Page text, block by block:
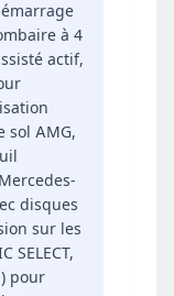
à 4
actif,
sol AMG,
disques
sur les
SELECT,
pour